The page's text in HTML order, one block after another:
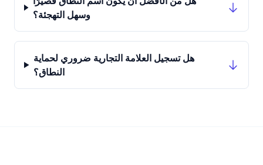
وسهل التهجئة؟
هل تسجيل العلامة التجارية ضروري لحماية
النطاق؟